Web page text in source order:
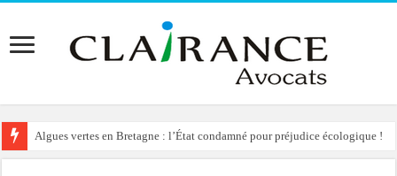
Algues vertes en Bretagne : l’État condamné pour préjudice écologique !
Reconstruction de chalets d’alpage : le préfet condamné à délivrer